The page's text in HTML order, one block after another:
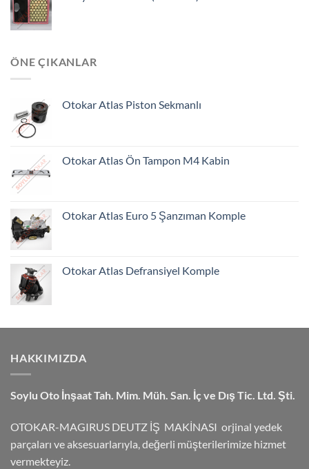
ÖNE ÇIKANLAR
Otokar Atlas Piston Sekmanlı
Otokar Atlas Ön Tampon M4 Kabin
Otokar Atlas Euro 5 Şanzıman Komple
Otokar Atlas Defransiyel Komple
HAKKIMIZDA
Soylu Oto İnşaat Tah. Mim. Müh. San. İç ve Dış Tic. Ltd. Şti.
OTOKAR-MAGIRUS DEUTZ İŞ MAKİNASI orjinal yedek
parçaları ve aksesuarlarıyla, değerli müşterilerimize hizmet
vermekteyiz.